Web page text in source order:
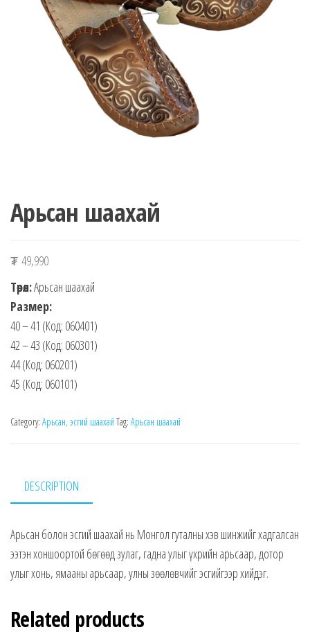
Арьсан шаахай
₮ 49,990
Төрөл:Арьсан шаахай
Размер:
40 – 41 (Код: 060401)
42 – 43 (Код: 060301)
44 (Код: 060201)
45 (Код: 060101)
Category: Арьсан, эсгий шаахай Tag: Арьсан шаахай
DESCRIPTION
Арьсан болон эсгий шаахай нь Монгол гуталны хэв шинжийг хадгалсан
ээтэн хоншоортой бөгөөд зулаг, гадна улыг үхрийн арьсаар, дотор
улыг хонь, ямааны арьсаар, улны зөөлөвчийг эсгийгээр хийдэг.
Related products